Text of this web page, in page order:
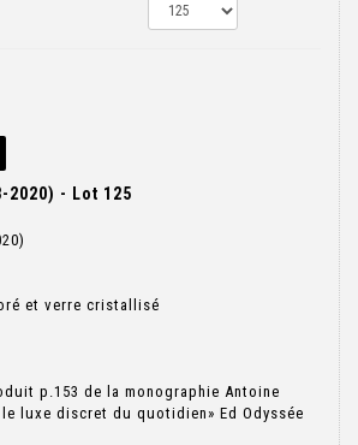
2020) - Lot 125
et verre cristallisé
p.153 de la monographie Antoine
luxe discret du quotidien» Ed Odyssée